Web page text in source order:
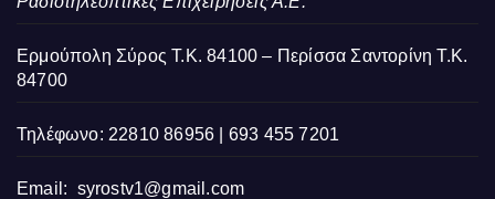
Ερμούπολη Σύρος Τ.Κ. 84100 – Περίσσα Σαντορίνη Τ.Κ.
84700
Τηλέφωνο: 22810 86956 | 693 455 7201
Email: syrostv1@gmail.com